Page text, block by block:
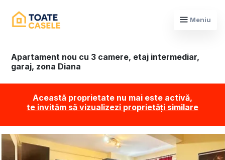
Meniu
Apartament nou cu 3 camere, etaj intermediar,
garaj, zona Diana
Această proprietate nu mai este activă,
te invităm să vizualizezi proprietăți similare